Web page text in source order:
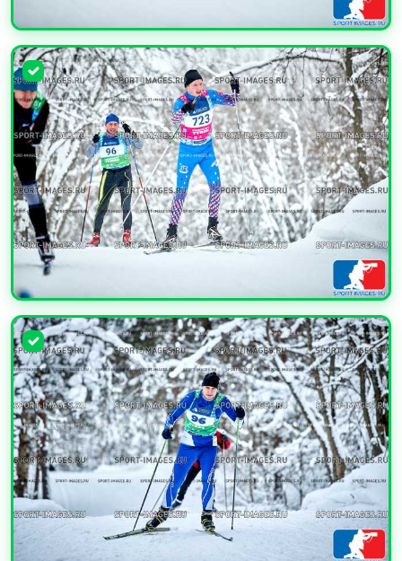
УВЕЛИЧИТЬ
УВЕЛИЧИТЬ